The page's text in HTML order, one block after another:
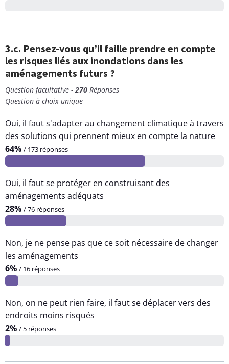
3.c. Pensez-vous qu’il faille prendre en compte
les risques liés aux inondations dans les
aménagements futurs ?
Question facultative -270 Réponses
Question à choix unique
Oui, il faut s'adapter au changement climatique à travers
des solutions qui prennent mieux en compte la nature
64% / 173 réponses
Oui, il faut se protéger en construisant des
aménagements adéquats
28% / 76 réponses
Non, je ne pense pas que ce soit nécessaire de changer
les aménagements
6% / 16 réponses
Non, on ne peut rien faire, il faut se déplacer vers des
endroits moins risqués
2% / 5 réponses